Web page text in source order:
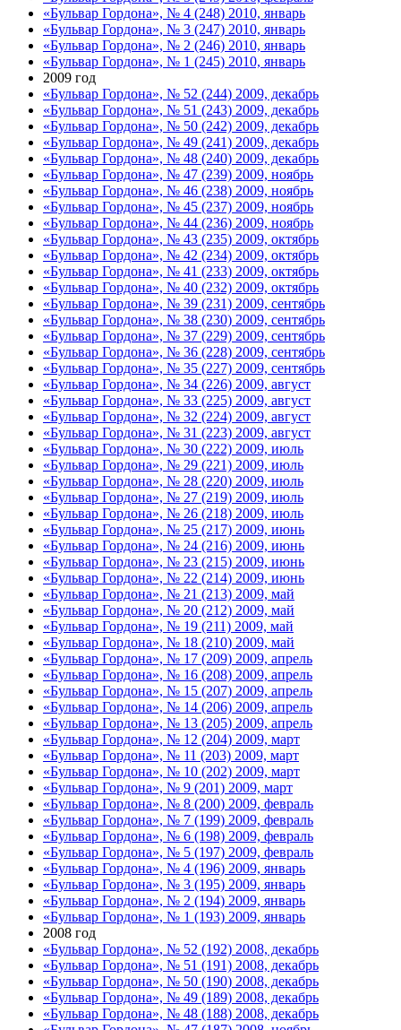
«Бульвар Гордона», № 4 (248) 2010, январь
«Бульвар Гордона», № 3 (247) 2010, январь
«Бульвар Гордона», № 2 (246) 2010, январь
«Бульвар Гордона», № 1 (245) 2010, январь
2009 год
«Бульвар Гордона», № 52 (244) 2009, декабрь
«Бульвар Гордона», № 51 (243) 2009, декабрь
«Бульвар Гордона», № 50 (242) 2009, декабрь
«Бульвар Гордона», № 49 (241) 2009, декабрь
«Бульвар Гордона», № 48 (240) 2009, декабрь
«Бульвар Гордона», № 47 (239) 2009, ноябрь
«Бульвар Гордона», № 46 (238) 2009, ноябрь
«Бульвар Гордона», № 45 (237) 2009, ноябрь
«Бульвар Гордона», № 44 (236) 2009, ноябрь
«Бульвар Гордона», № 43 (235) 2009, октябрь
«Бульвар Гордона», № 42 (234) 2009, октябрь
«Бульвар Гордона», № 41 (233) 2009, октябрь
«Бульвар Гордона», № 40 (232) 2009, октябрь
«Бульвар Гордона», № 39 (231) 2009, сентябрь
«Бульвар Гордона», № 38 (230) 2009, сентябрь
«Бульвар Гордона», № 37 (229) 2009, сентябрь
«Бульвар Гордона», № 36 (228) 2009, сентябрь
«Бульвар Гордона», № 35 (227) 2009, сентябрь
«Бульвар Гордона», № 34 (226) 2009, август
«Бульвар Гордона», № 33 (225) 2009, август
«Бульвар Гордона», № 32 (224) 2009, август
«Бульвар Гордона», № 31 (223) 2009, август
«Бульвар Гордона», № 30 (222) 2009, июль
«Бульвар Гордона», № 29 (221) 2009, июль
«Бульвар Гордона», № 28 (220) 2009, июль
«Бульвар Гордона», № 27 (219) 2009, июль
«Бульвар Гордона», № 26 (218) 2009, июль
«Бульвар Гордона», № 25 (217) 2009, июнь
«Бульвар Гордона», № 24 (216) 2009, июнь
«Бульвар Гордона», № 23 (215) 2009, июнь
«Бульвар Гордона», № 22 (214) 2009, июнь
«Бульвар Гордона», № 21 (213) 2009, май
«Бульвар Гордона», № 20 (212) 2009, май
«Бульвар Гордона», № 19 (211) 2009, май
«Бульвар Гордона», № 18 (210) 2009, май
«Бульвар Гордона», № 17 (209) 2009, апрель
«Бульвар Гордона», № 16 (208) 2009, апрель
«Бульвар Гордона», № 15 (207) 2009, апрель
«Бульвар Гордона», № 14 (206) 2009, апрель
«Бульвар Гордона», № 13 (205) 2009, апрель
«Бульвар Гордона», № 12 (204) 2009, март
«Бульвар Гордона», № 11 (203) 2009, март
«Бульвар Гордона», № 10 (202) 2009, март
«Бульвар Гордона», № 9 (201) 2009, март
«Бульвар Гордона», № 8 (200) 2009, февраль
«Бульвар Гордона», № 7 (199) 2009, февраль
«Бульвар Гордона», № 6 (198) 2009, февраль
«Бульвар Гордона», № 5 (197) 2009, февраль
«Бульвар Гордона», № 4 (196) 2009, январь
«Бульвар Гордона», № 3 (195) 2009, январь
«Бульвар Гордона», № 2 (194) 2009, январь
«Бульвар Гордона», № 1 (193) 2009, январь
2008 год
«Бульвар Гордона», № 52 (192) 2008, декабрь
«Бульвар Гордона», № 51 (191) 2008, декабрь
«Бульвар Гордона», № 50 (190) 2008, декабрь
«Бульвар Гордона», № 49 (189) 2008, декабрь
«Бульвар Гордона», № 48 (188) 2008, декабрь